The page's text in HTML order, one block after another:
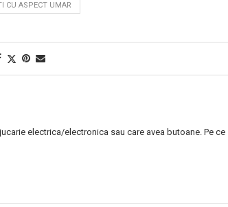
CU ASPECT UMAR
electrica/electronica sau care avea butoane. Pe ce